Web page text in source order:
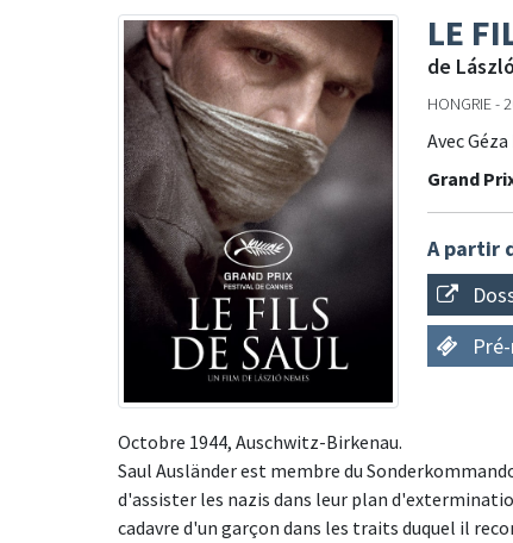
LE
de
HONGRIE -
Avec
Grand
A partir
Octobre 1944, Auschwitz-Birkenau.
Saul Ausländer est membre du
d'assister les nazis dans leur plan
cadavre d'un garçon dans les traits duquel il